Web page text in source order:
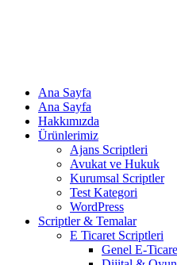
Ana Sayfa
Ana Sayfa
Hakkımızda
Ürünlerimiz
Ajans Scriptleri
Avukat ve Hukuk
Kurumsal Scriptler
Test Kategori
WordPress
Scriptler & Temalar
E Ticaret Scriptleri
Genel E-